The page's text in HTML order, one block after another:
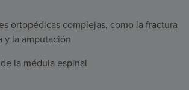
ortopédicas complejas, como la fractura
y la amputación
la médula espinal